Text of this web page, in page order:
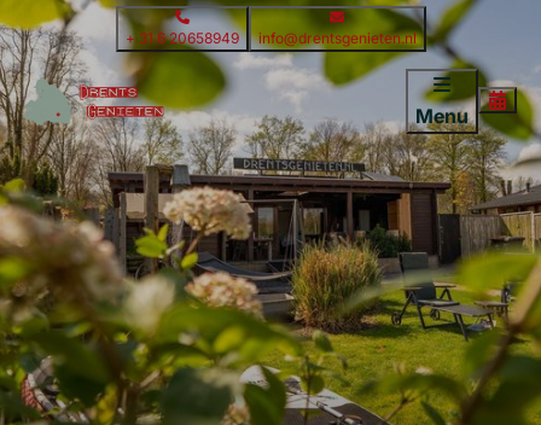
+ 31 6 20658949 info@drentsgenieten.nl
Menu